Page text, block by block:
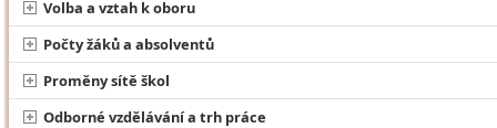
Volba a vztah k oboru
Počty žáků a absolventů
Proměny sítě škol
Odborné vzdělávání a trh práce